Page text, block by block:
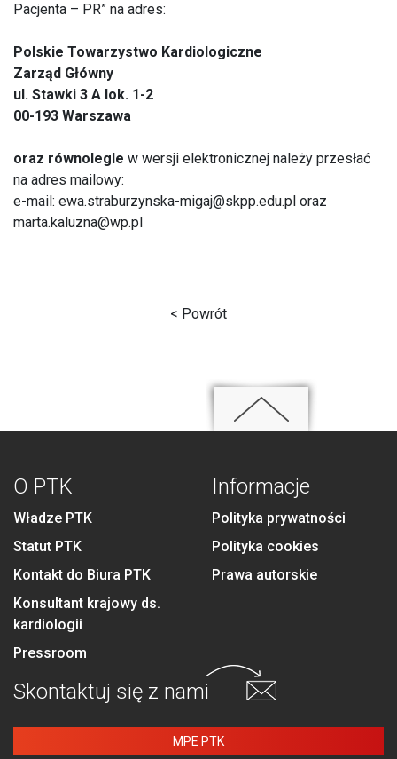
Pacjenta – PR” na adres:
Polskie Towarzystwo Kardiologiczne
Zarząd Główny
ul. Stawki 3 A lok. 1-2
00-193 Warszawa
oraz równolegle w wersji elektronicznej należy przesłać
na adres mailowy:
e-mail: ewa.straburzynska-migaj@skpp.edu.pl oraz
marta.kaluzna@wp.pl
< Powrót
O PTK
Władze PTK
Statut PTK
Kontakt do Biura PTK
Konsultant krajowy ds.
kardiologii
Pressroom
Informacje
Polityka prywatności
Polityka cookies
Prawa autorskie
Skontaktuj się z nami
MPE PTK